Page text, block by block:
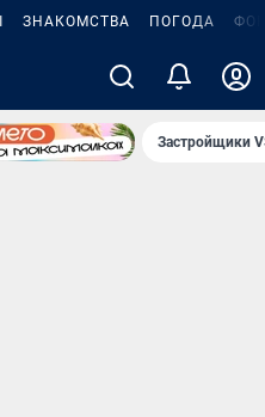
ЗНАКОМСТВА ПОГОДА
Застройщики